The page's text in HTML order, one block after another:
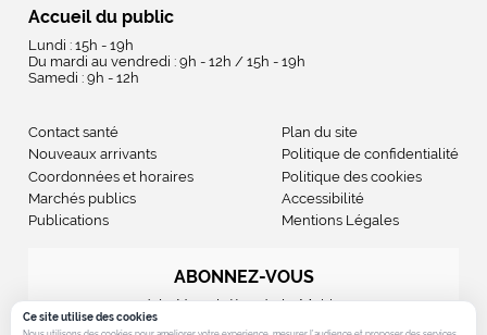
Accueil du public
Lundi : 15h - 19h
Du mardi au vendredi : 9h - 12h / 15h - 19h
Samedi : 9h - 12h
Contact santé
Nouveaux arrivants
Coordonnées et horaires
Marchés publics
Publications
Plan du site
Politique de confidentialité
Politique des cookies
Accessibilité
Mentions Légales
ABONNEZ-VOUS
à la Newsletter de la Mairie
Ce site utilise des cookies